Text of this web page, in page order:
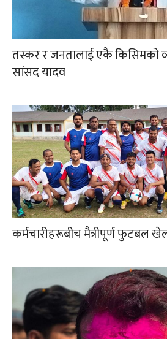
तस्कर र जनतालाई एकै किसिमको
सांसद यादव
कर्मचारीहरूबीच मैत्रीपूर्ण फुटबल खेल